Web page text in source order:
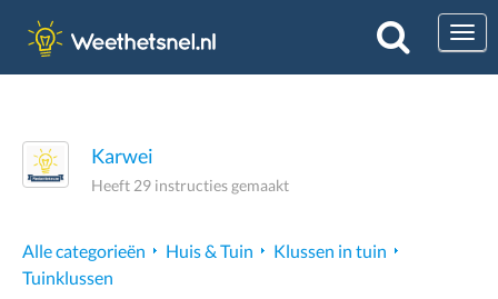
Karwei
Heeft 29 instructies gemaakt
Alle categorieën Huis & Tuin
Klussen in tuin
Tuinklussen